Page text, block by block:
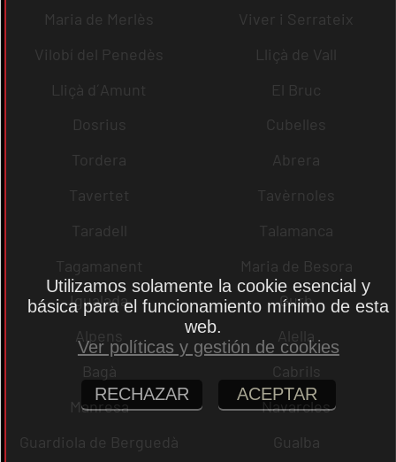
Maria de Merlès
Viver i Serrateix
Vilobí del Penedès
Lliçà de Vall
Lliçà d´Amunt
El Bruc
Dosrius
Cubelles
Tordera
Abrera
Tavertet
Tavèrnoles
Taradell
Talamanca
Tagamanent
Maria de Besora
Igualada
Gurb
Alpens
Alella
Bagà
Cabrils
Manresa
Navarcles
Guardiola de Berguedà
Gualba
Utilizamos solamente la cookie esencial y
básica para el funcionamiento mínimo de esta
web.
Ver políticas y gestión de cookies
RECHAZAR ACEPTAR